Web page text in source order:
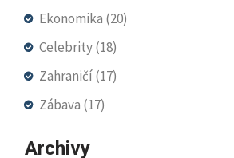
Ekonomika (20)
Celebrity(18)
Zahraničí(17)
Zábava (17)
Archivy